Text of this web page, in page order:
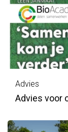
Advies
Advies voor